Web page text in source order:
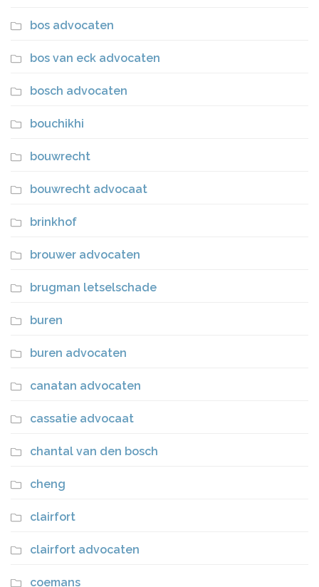
bos advocaten
bos van eck advocaten
bosch advocaten
bouchikhi
bouwrecht
bouwrecht advocaat
brinkhof
brouwer advocaten
brugman letselschade
buren
buren advocaten
canatan advocaten
cassatie advocaat
chantal van den bosch
cheng
clairfort
clairfort advocaten
coemans